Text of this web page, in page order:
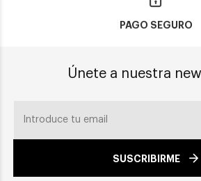
PAGO SEGURO
Únete a nuestra
SUSCRIBIRME